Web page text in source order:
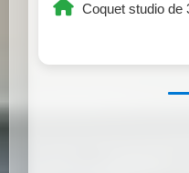
Coquet studio de